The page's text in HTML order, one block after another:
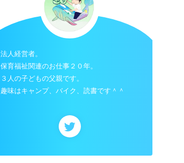
法人経営者。
保育福祉関連のお仕事２０年。
３人の子どもの父親です。
趣味はキャンプ、バイク、読書です＾＾